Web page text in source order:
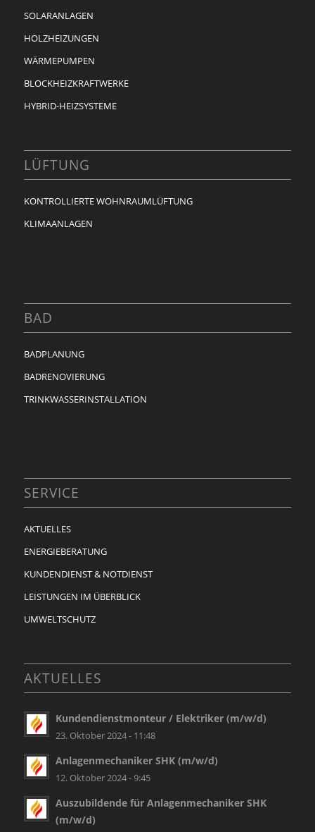
SOLARANLAGEN
HOLZHEIZUNGEN
WÄRMEPUMPEN
BLOCKHEIZKRAFTWERKE
HYBRID-HEIZSYSTEME
LÜFTUNG
KONTROLLIERTE WOHNRAUMLÜFTUNG
KLIMAANLAGEN
BAD
BADPLANUNG
BADRENOVIERUNG
TRINKWASSERINSTALLATION
SERVICE
AKTUELLES
ENERGIEBERATUNG
KUNDENDIENST & NOTDIENST
LEISTUNGEN IM ÜBERBLICK
UMWELTSCHUTZ
AKTUELLES
Kundendienstmonteur / Elektriker (m/w/d)
23. Oktober 2024 - 11:48
Anlagenmechaniker SHK (m/w/d)
12. Oktober 2024 - 9:45
Auszubildende für Anlagenmechaniker SHK
(m/w/d)